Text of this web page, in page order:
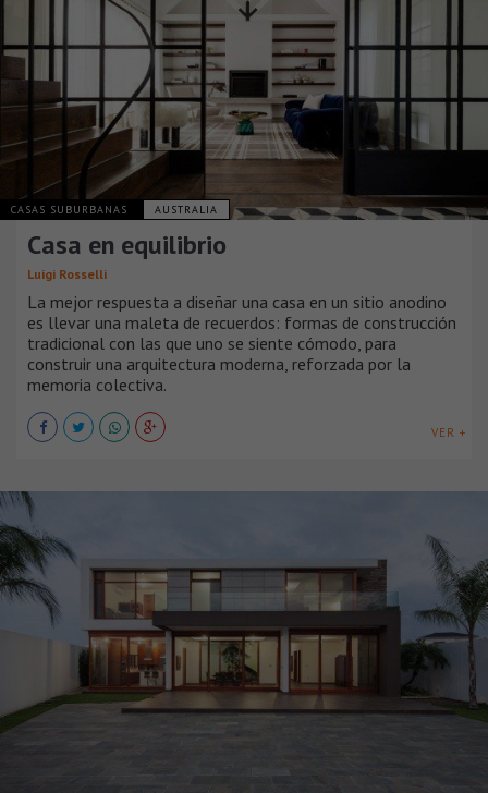
CASAS SUBURBANAS AUSTRALIA
Casa en equilibrio
Luigi Rosselli
La mejor respuesta a diseñar una casa en un sitio anodino
es llevar una maleta de recuerdos: formas de construcción
tradicional con las que uno se siente cómodo, para
construir una arquitectura moderna, reforzada por la
memoria colectiva.
VER +